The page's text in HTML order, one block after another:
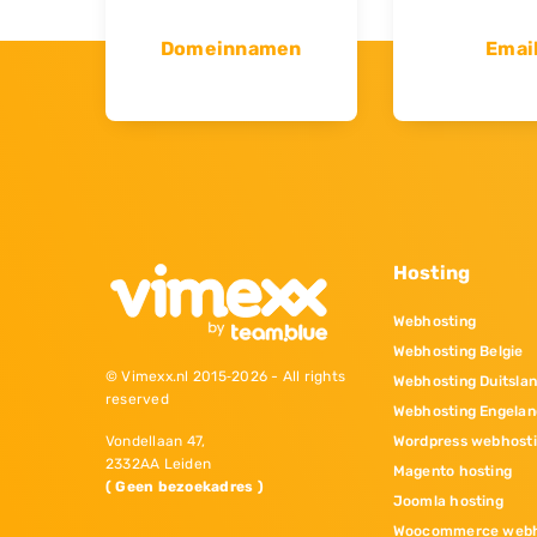
Domeinnamen
© Vimexx.nl 2015‐2026 - All rights
reserved
Vondellaan 47,
2332AA Leiden
( Geen bezoekadres )
Hosting
Webhosting
Webhosting Belgie
Webhosting
Webhosting
Wordpress
Magento hosting
Joomla hosting
Woocommerce